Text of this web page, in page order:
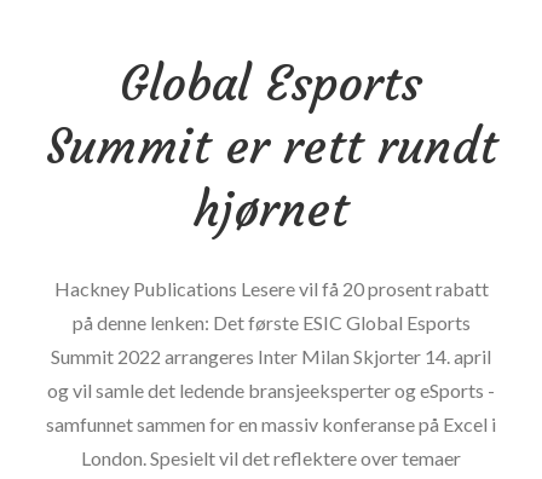
som
dødelige
Global Esports
Summit er rett rundt
hjørnet
Hackney Publications Lesere vil få 20 prosent rabatt
på denne lenken: Det første ESIC Global Esports
Summit 2022 arrangeres Inter Milan Skjorter 14. april
og vil samle det ledende bransjeeksperter og eSports -
samfunnet sammen for en massiv konferanse på Excel i
London. Spesielt vil det reflektere over temaer